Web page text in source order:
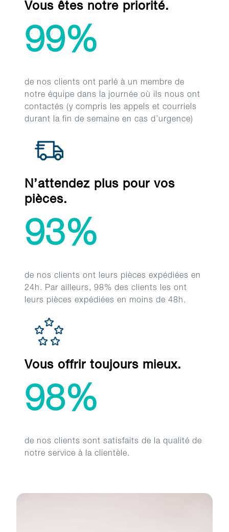
Vous êtes notre priorité.
99%
de nos clients ont parlé à un membre de
notre équipe dans la journée où ils nous ont
contactés (y compris les appels et courriels
durant la fin de semaine en cas d’urgence)
N’attendez plus pour vos
pièces.
93%
de nos clients ont leurs pièces expédiées en
24h. Par ailleurs, 98% des clients les ont
leurs pièces expédiées en moins de 48h.
Vous offrir toujours mieux.
98%
de nos clients sont satisfaits de la qualité de
notre service à la clientèle.